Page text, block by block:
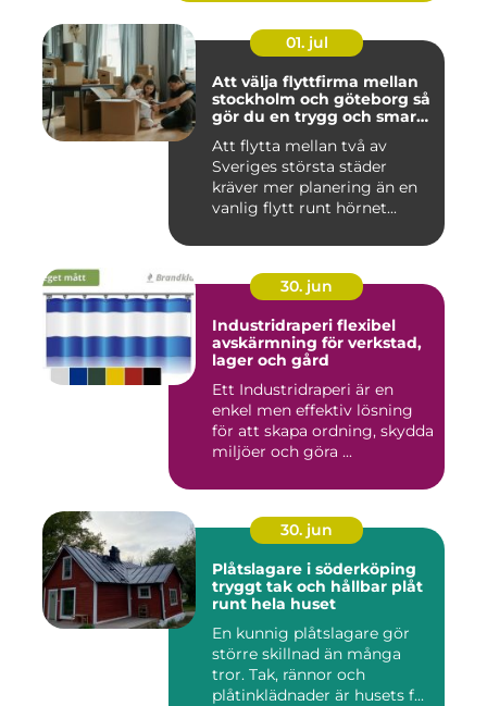
01. jul
Att välja flyttfirma mellan
stockholm och göteborg så
gör du en trygg och smart
Att flytta mellan två av
Sveriges största städer
kräver mer planering än en
vanlig flytt runt hörnet...
30. jun
Industridraperi flexibel
avskärmning för verkstad,
lager och gård
Ett Industridraperi är en
enkel men effektiv lösning
för att skapa ordning, skydda
miljöer och göra ...
30. jun
Plåtslagare i söderköping
tryggt tak och hållbar plåt
runt hela huset
En kunnig plåtslagare gör
större skillnad än många
tror. Tak, rännor och
plåtinklädnader är husets f...